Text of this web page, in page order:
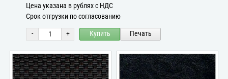
Цена указана в рублях с НДС
Срок отгрузки по согласованию
- + Купить Печать